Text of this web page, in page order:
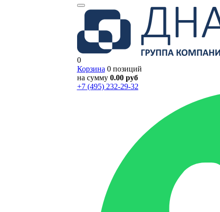
0
Корзина 0 позиций
на сумму 0.00 руб
+7 (495) 232-29-32